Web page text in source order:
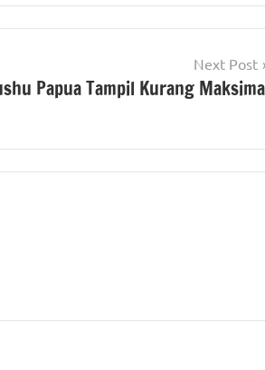
Next Post
Papua Tampil Kurang